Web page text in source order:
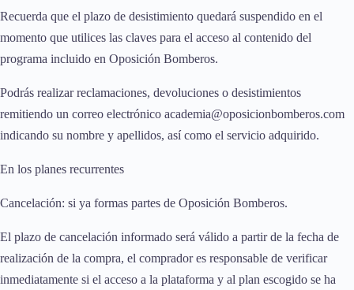
Recuerda que el plazo de desistimiento quedará suspendido en el
momento que utilices las claves para el acceso al contenido del
programa incluido en Oposición Bomberos.
Podrás realizar reclamaciones, devoluciones o desistimientos
remitiendo un correo electrónico academia@oposicionbomberos.com
indicando su nombre y apellidos, así como el servicio adquirido.
En los planes recurrentes
Cancelación: si ya formas partes de Oposición Bomberos.
El plazo de cancelación informado será válido a partir de la fecha de
realización de la compra, el comprador es responsable de verificar
inmediatamente si el acceso a la plataforma y al plan escogido se ha